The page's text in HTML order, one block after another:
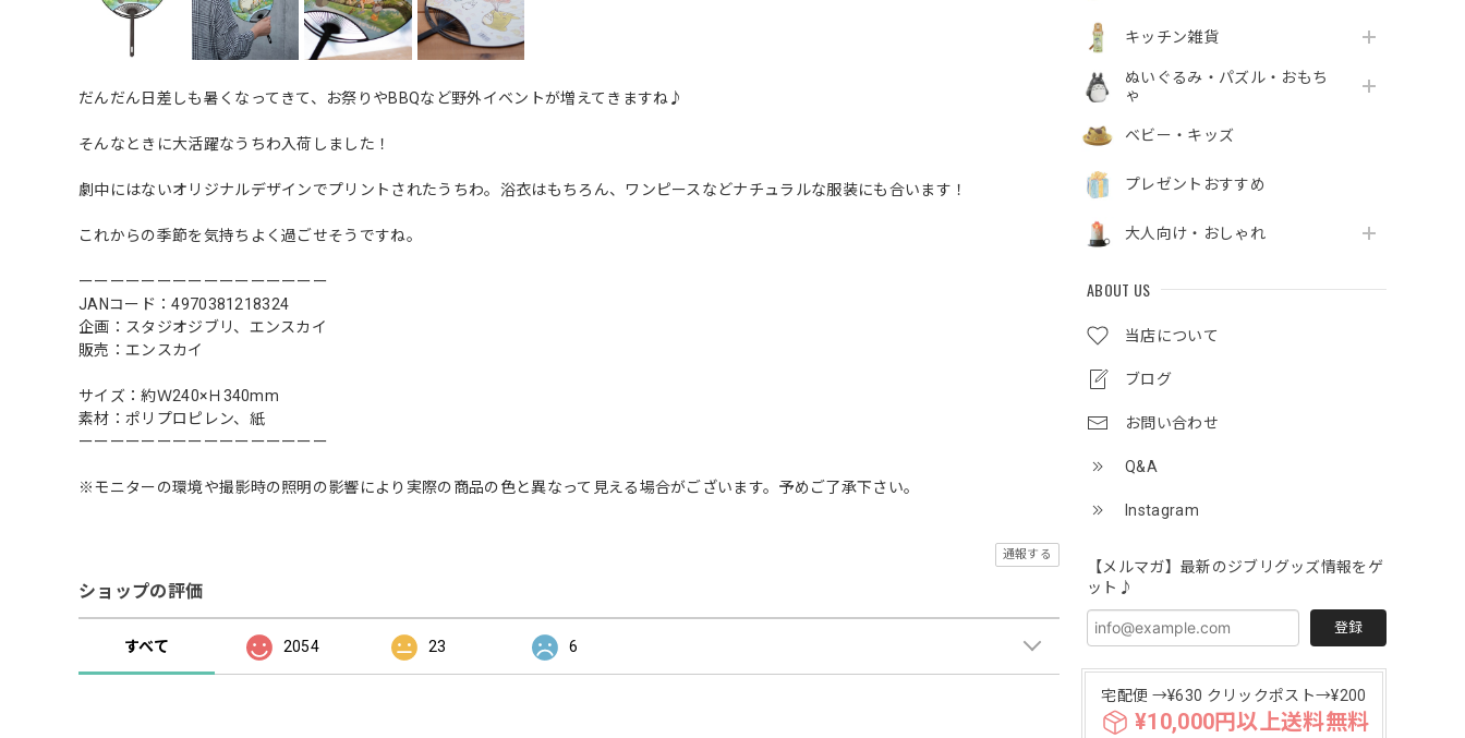
キッチン雑貨
ぬいぐるみ・パズル・おもち
ゃ
ベビー・キッズ
プレゼントおすすめ
大人向け・おしゃれ
ABOUT US
当店について
ブログ
お問い合わせ
Q&A
Instagram
【メルマガ】最新のジブリグッズ情報をゲ
ット♪
登録
宅配便 →¥630 クリックポスト→¥200
¥10,000円以上送料無料
だんだん日差しも暑くなってきて、お祭りやBBQなど野外イベントが増えてきますね♪
そんなときに大活躍なうちわ入荷しました！
劇中にはないオリジナルデザインでプリントされたうちわ。浴衣はもちろん、ワンピースなどナチュラルな服装にも合います！
これからの季節を気持ちよく過ごせそうですね。
ーーーーーーーーーーーーーーーー
JANコード：4970381218324
企画：スタジオジブリ、エンスカイ
販売：エンスカイ
サイズ：約Ｗ240×Ｈ340mm
素材：ポリプロピレン、紙
ーーーーーーーーーーーーーーーー
※モニターの環境や撮影時の照明の影響により実際の商品の色と異なって見える場合がございます。予めご了承下さい。
通報する
ショップの評価
すべて 2054 23 6